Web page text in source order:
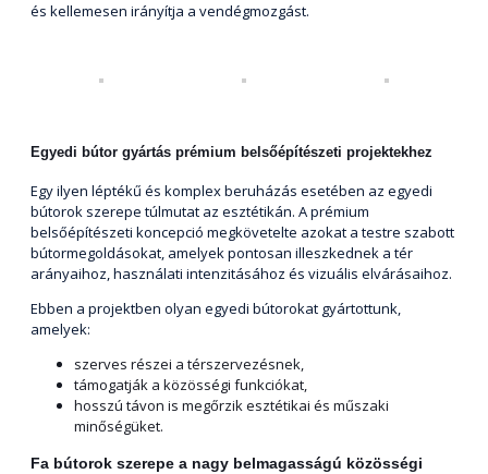
és kellemesen irányítja a vendégmozgást.
Egyedi bútor gyártás prémium belsőépítészeti projektekhez
Egy ilyen léptékű és komplex beruházás esetében az egyedi
bútorok szerepe túlmutat az esztétikán. A prémium
belsőépítészeti koncepció megkövetelte azokat a testre szabott
bútormegoldásokat, amelyek pontosan illeszkednek a tér
arányaihoz, használati intenzitásához és vizuális elvárásaihoz.
Ebben a projektben olyan egyedi bútorokat gyártottunk,
amelyek:
szerves részei a térszervezésnek,
támogatják a közösségi funkciókat,
hosszú távon is megőrzik esztétikai és műszaki
minőségüket.
Fa bútorok szerepe a nagy belmagasságú közösségi